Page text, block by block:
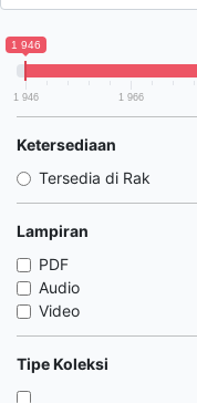
1 946
1 946 1 966
Ketersediaan
Tersedia di Rak
Lampiran
PDF
Audio
Video
Tipe Koleksi